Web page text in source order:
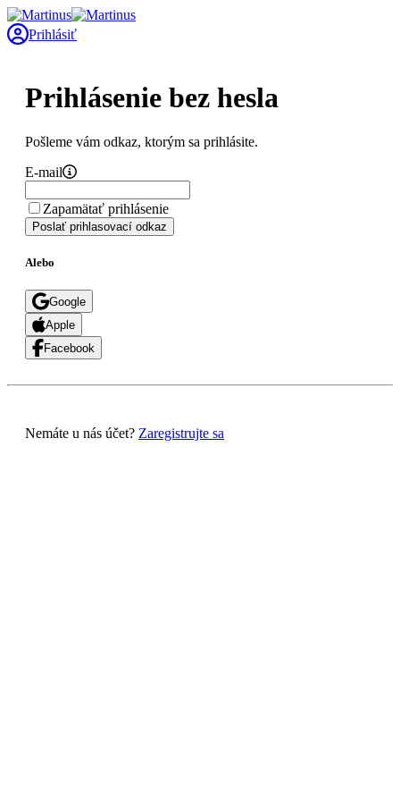
Prihlásiť
Prihlásenie bez hesla
Pošleme vám odkaz, ktorým sa prihlásite.
E-mail
Zapamätať prihlásenie
Poslať prihlasovací odkaz
Alebo
Google
Apple
Facebook
Nemáte u nás účet? Zaregistrujte sa